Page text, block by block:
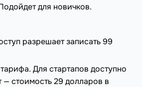
для новичков.
разрешает записать 99
Для стартапов доступно
— стоимость 29 долларов в